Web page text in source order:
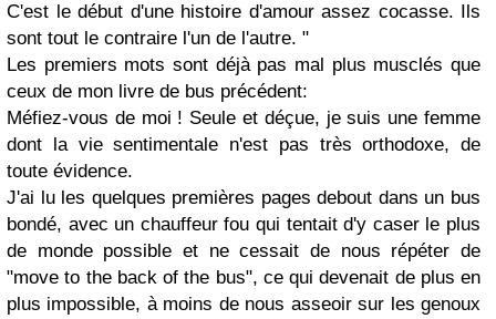
C'est le début d'une histoire d'amour assez cocasse. Ils
sont tout le contraire l'un de l'autre. "
Les premiers mots sont déjà pas mal plus musclés que
ceux de mon livre de bus précédent:
Méfiez-vous de moi ! Seule et déçue, je suis une femme
dont la vie sentimentale n'est pas très orthodoxe, de
toute évidence.
J'ai lu les quelques premières pages debout dans un bus
bondé, avec un chauffeur fou qui tentait d'y caser le plus
de monde possible et ne cessait de nous répéter de
"move to the back of the bus", ce qui devenait de plus en
plus impossible, à moins de nous asseoir sur les genoux